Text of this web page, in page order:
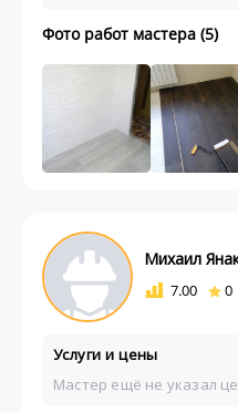
Фото работ мастера (5)
Михаил
7.00 0
Услуги и цены
Мастер ещё не указал